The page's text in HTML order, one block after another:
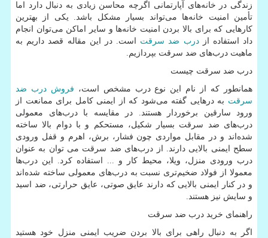
زندگی در خانههای آپارتمانی اگرچه محاسن زیادی به دنبال دارد اما
تأمین امنیت خانهها میتواند بسیار مشکل باشد. یکی از بهترین
کارهایی که برای بالا بردن امنیت خانهها و سایر اماکن میتوان انجام
داد استفاده ازدرب ضد سرقت است. در این مقاله قصد داریم به
ماهیت دربهای ضد سرقت بپردازیم.
درب ضد سرقت چیست
همانطور که از نام این نوع درب مشخص است، فروش درب ضد
سرقت به درهایی گفته میشود که از ایمنی کامل برای ممانعت از
ورود سارقین برخوردار هستند. در مقایسه با دربهای معمولی
دربهای ضد سرقت بسیار شکیل، مستحکم و با دوام بالا ساخته
شده اند و در مقابل مواردی چون فشار، برش، اهرم و قفل ورودی
سطح ایمنی بالایی دارند. از دربهای ضد سرقت می توان به عنوان
درب ورودی منزل، ویلا، محیط کار و ... استفاده کرد. این دربها
معمولا از فولاد ضخیمتری نسبت به دربهای معمولی ساخته شده اند
و در کنار ایمنی بالایی که دارند عایق صوتی، عایق حرارتی، ضد اسید
و سایش نیز هستند.
راهنمای خرید درب ضد سرقت
اگر به دنبال راهی برای بالا بردن ضریب ایمنی منزل خود هستید